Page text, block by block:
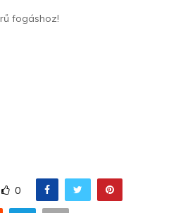
fogáshoz!
0